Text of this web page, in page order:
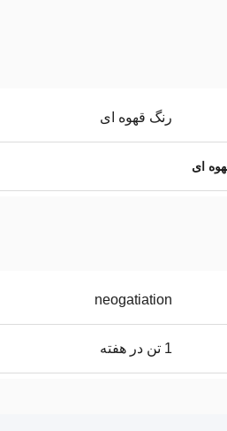
رنگ قهوه ای
ای
neogatiation
1 تن در هفته